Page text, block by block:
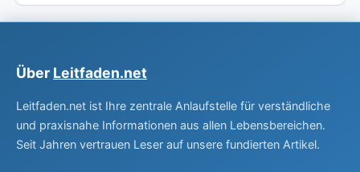
Über Leitfaden.net
Leitfaden.net ist Ihre zentrale Anlaufstelle für verständliche
und praxisnahe Informationen aus allen Lebensbereichen.
Seit Jahren vertrauen Leser auf unsere fundierten Artikel.